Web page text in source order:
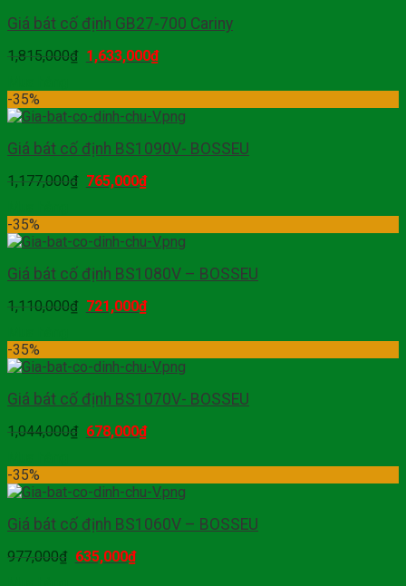
Giá bát cố định GB27-700 Cariny
1,815,000₫ 1,633,000₫
-35%
Giá bát cố định BS1090V- BOSSEU
1,177,000₫ 765,000₫
-35%
Giá bát cố định BS1080V – BOSSEU
1,110,000₫ 721,000₫
-35%
Giá bát cố định BS1070V- BOSSEU
1,044,000₫ 678,000₫
-35%
Giá bát cố định BS1060V – BOSSEU
977,000₫ 635,000₫